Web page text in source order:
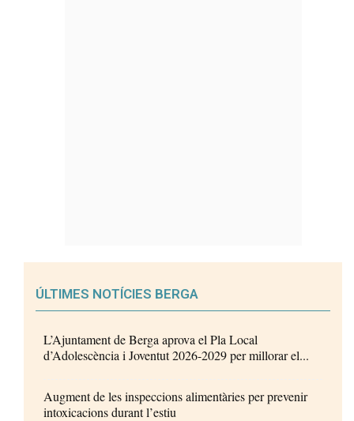
ÚLTIMES NOTÍCIES BERGA
L’Ajuntament de Berga aprova el Pla Local
d’Adolescència i Joventut 2026-2029 per millorar el...
Augment de les inspeccions alimentàries per prevenir
intoxicacions durant l’estiu